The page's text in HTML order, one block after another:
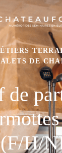
DE
de
(F/H/